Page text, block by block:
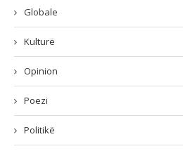
Globale
Kulturë
Opinion
Poezi
Politikë